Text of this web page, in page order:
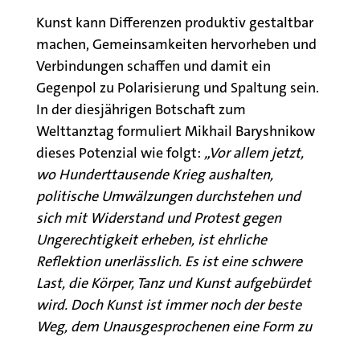
Kunst kann Differenzen produktiv gestaltbar
machen, Gemeinsamkeiten hervorheben und
Verbindungen schaffen und damit ein
Gegenpol zu Polarisierung und Spaltung sein.
In der diesjährigen Botschaft zum
Welttanztag formuliert Mikhail Baryshnikow
dieses Potenzial wie folgt: „Vor allem jetzt,
wo Hunderttausende Krieg aushalten,
politische Umwälzungen durchstehen und
sich mit Widerstand und Protest gegen
Ungerechtigkeit erheben, ist ehrliche
Reflektion unerlässlich. Es ist eine schwere
Last, die Körper, Tanz und Kunst aufgebürdet
wird. Doch Kunst ist immer noch der beste
Weg, dem Unausgesprochenen eine Form zu